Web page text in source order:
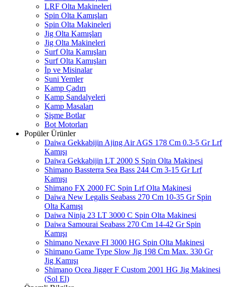
LRF Olta Makineleri
Spin Olta Kamışları
Spin Olta Makineleri
Jig Olta Kamışları
Jig Olta Makineleri
Surf Olta Kamışları
Surf Olta Kamışları
İp ve Misinalar
Suni Yemler
Kamp Çadırı
Kamp Sandalyeleri
Kamp Masaları
Şişme Botlar
Bot Motorları
Popüler Ürünler
Daiwa Gekkabijin Ajing Air AGS 178 Cm 0.3-5 Gr Lrf
Kamışı
Daiwa Gekkabijin LT 2000 S Spin Olta Makinesi
Shimano Bassterra Sea Bass 244 Cm 3-15 Gr Lrf
Kamışı
Shimano FX 2000 FC Spin Lrf Olta Makinesi
Daiwa New Legalis Seabass 270 Cm 10-35 Gr Spin
Olta Kamışı
Daiwa Ninja 23 LT 3000 C Spin Olta Makinesi
Daiwa Samourai Seabass 270 Cm 14-42 Gr Spin
Kamışı
Shimano Nexave FI 3000 HG Spin Olta Makinesi
Shimano Game Type Slow Jig 198 Cm Max. 330 Gr
Jig Kamışı
Shimano Ocea Jigger F Custom 2001 HG Jig Makinesi
(Sol El)